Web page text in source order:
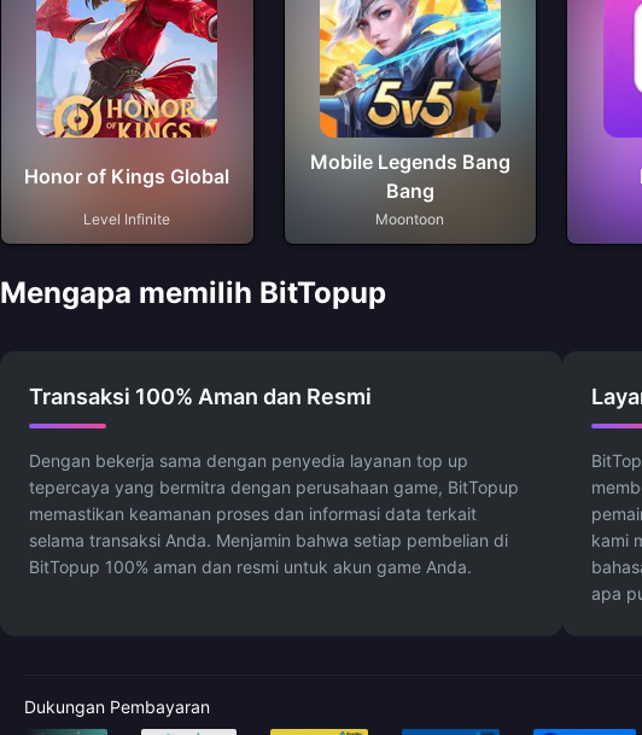
Honor of Kings Global
Level Infinite
Mobile Legends Bang
Bang
Moontoon
Mengapa memilih BitTopup
Transaksi 100% Aman dan Resmi
Dengan bekerja sama dengan penyedia layanan top up
tepercaya yang bermitra dengan perusahaan game, BitTopup
memastikan keamanan proses dan informasi data terkait
selama transaksi Anda. Menjamin bahwa setiap pembelian di
BitTopup 100% aman dan resmi untuk akun game Anda.
kami
apa
Dukungan Pembayaran